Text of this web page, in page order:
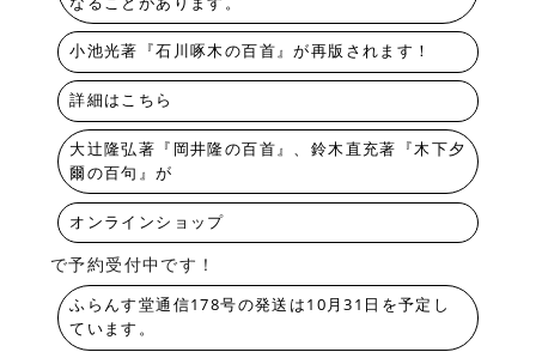
小池光著『石川啄木の百首』が再版されます！
詳細はこちら
大辻隆弘著『岡井隆の百首』、鈴木直充著『木下夕
爾の百句』が
オンラインショップ
で予約受付中です！
ふらんす堂通信178号の発送は10月31日を予定し
ています。